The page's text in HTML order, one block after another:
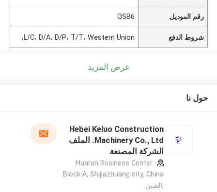
رقم الموديل QSB6
شروط الدفع L/C، D/A، D/P، T/T، Western Union،
عرض المزيد
حول نا
Hebei Keluo Construction
Machinery Co., Ltd. الملف
الشركة المصنعة
Huarun Business Center
Block A, Shijiazhuang city, China
,الصين